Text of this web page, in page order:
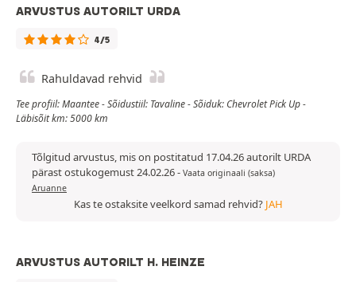
ARVUSTUS AUTORILT URDA
4/5
Rahuldavad rehvid
Tee profiil: Maantee - Sõidustiil: Tavaline - Sõiduk: Chevrolet Pick Up -
Läbisõit km: 5000 km
Tõlgitud arvustus, mis on postitatud 17.04.26 autorilt URDA
pärast ostukogemust 24.02.26- Vaata originaali (saksa)
Aruanne
Kas te ostaksite veelkord samad rehvid? JAH
ARVUSTUS AUTORILT H. HEINZE